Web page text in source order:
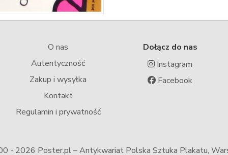
O nas
Autentyczność
Zakup i wysyłka
Kontakt
Regulamin i prywatność
Dołącz do nas
Instagram
Facebook
- 2026 Poster.pl – Antykwariat Polska Sztuka Plakatu,